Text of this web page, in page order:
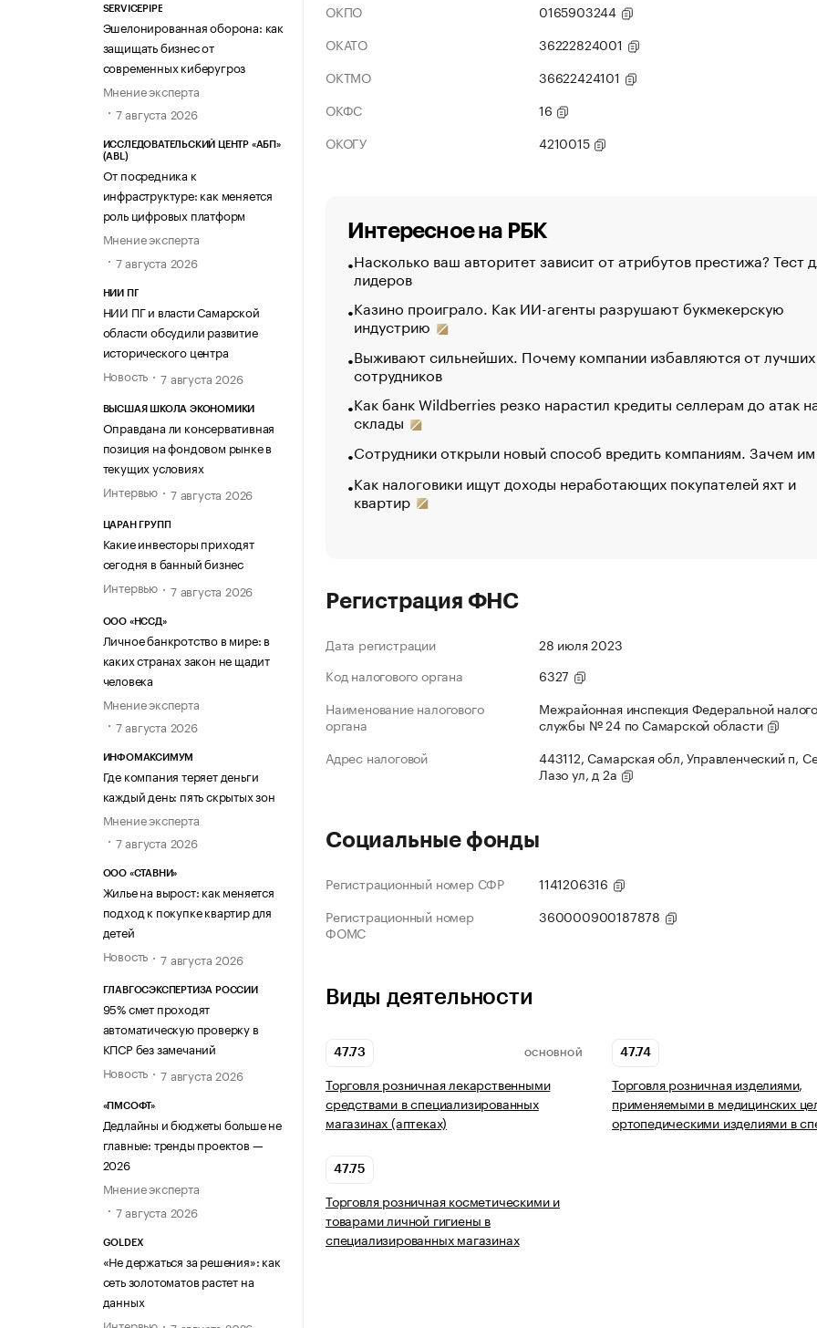
SERVICEPIPE
Эшелонированная оборона: как
защищать бизнес от
современных киберугроз
Мнение эксперта
7 августа 2026
ИССЛЕДОВАТЕЛЬСКИЙ ЦЕНТР «АБП»
(ABL)
От посредника к
инфраструктуре: как меняется
роль цифровых платформ
Мнение эксперта
7 августа 2026
НИИ ПГ
НИИ ПГ и власти Самарской
области обсудили развитие
исторического центра
Новость
7 августа 2026
ВЫСШАЯ ШКОЛА ЭКОНОМИКИ
Оправдана ли консервативная
позиция на фондовом рынке в
текущих условиях
Интервью
7 августа 2026
ЦАРАН ГРУПП
Какие инвесторы приходят
сегодня в банный бизнес
Интервью
7 августа 2026
ООО «НССД»
Личное банкротство в мире: в
каких странах закон не щадит
человека
Мнение эксперта
7 августа 2026
ИНФОМАКСИМУМ
Где компания теряет деньги
каждый день: пять скрытых зон
Мнение эксперта
7 августа 2026
ООО «СТАВНИ»
Жилье на вырост: как меняется
подход к покупке квартир для
детей
Новость
7 августа 2026
ГЛАВГОСЭКСПЕРТИЗА РОССИИ
95% смет проходят
автоматическую проверку в
КПСР без замечаний
Новость
7 августа 2026
«ПМСОФТ»
Дедлайны и бюджеты больше не
главные: тренды проектов —
2026
Мнение эксперта
7 августа 2026
GOLDEX
«Не держаться за решения»: как
сеть золотоматов растет на
данных
Интервью
ОКПО
0165903244
ОКАТО
36222824001
ОКТМО
36622424101
ОКФС
16
ОКОГУ
4210015
Интересное на РБК
Насколько ваш авторитет зависит от атрибутов престижа? Тест
лидеров
Казино проиграло. Как ИИ-агенты разрушают букмекерскую
индустрию
Выживают сильнейших. Почему компании избавляются от лучших
сотрудников
Как банк Wildberries резко нарастил кредиты селлерам до атак
склады
Сотрудники открыли новый способ вредить компаниям. Зачем
Как налоговики ищут доходы неработающих покупателей яхт и
квартир
Регистрация ФНС
Дата регистрации
28 июля 2023
Код налогового органа
6327
Наименование налогового
органа
Межрайонная инспекция Федеральной
службы № 24 по Самарской области
Адрес налоговой
443112, Самарская обл, Управленческий п,
Лазо ул, д 2а
Социальные фонды
Регистрационный номер СФР
1141206316
Регистрационный номер
ФОМС
360000900187878
Виды деятельности
47.73 ОСНОВНОЙ
Торговля розничная лекарственными
средствами в специализированных
магазинах (аптеках)
47.74
Торговля розничная изделиями,
применяемыми в медицинских
ортопедическими изделиями в
47.75
Торговля розничная косметическими и
товарами личной гигиены в
специализированных магазинах